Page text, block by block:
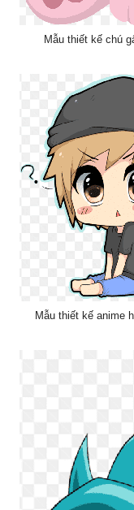
Mẫu thiết kế chú
Mẫu thiết kế anime